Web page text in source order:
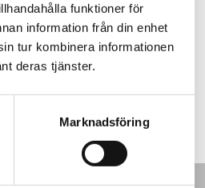
funktioner för
information från din enhet
tur kombinera informationen
deras tjänster.
Marknadsföring